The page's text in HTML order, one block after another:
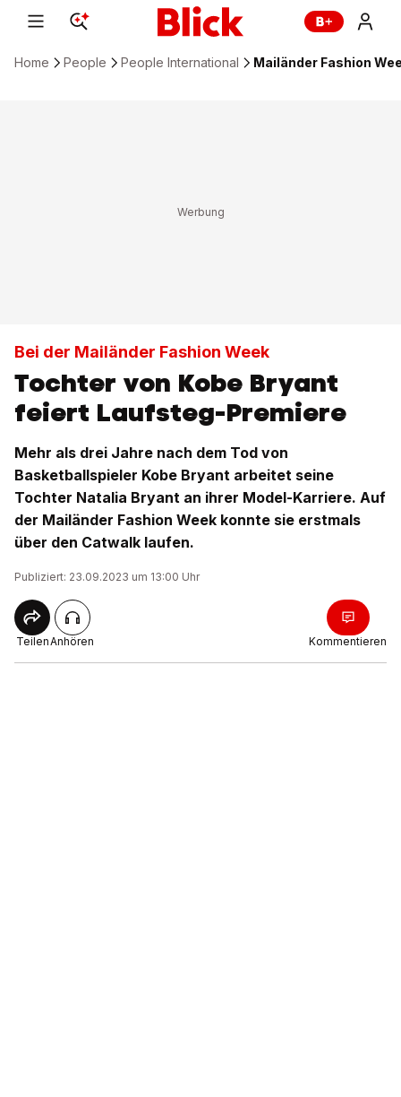
Home People People International Mailänder Fashion
Bei der Mailänder Fashion Week
Tochter von Kobe Bryant
feiert Laufsteg-Premiere
Mehr als drei Jahre nach dem Tod von
Basketballspieler Kobe Bryant arbeitet seine
Tochter Natalia Bryant an ihrer Model-Karriere. Auf
der Mailänder Fashion Week konnte sie erstmals
über den Catwalk laufen.
Publiziert: 23.09.2023 um 13:00 Uhr
TeilenAnhören Kommentieren